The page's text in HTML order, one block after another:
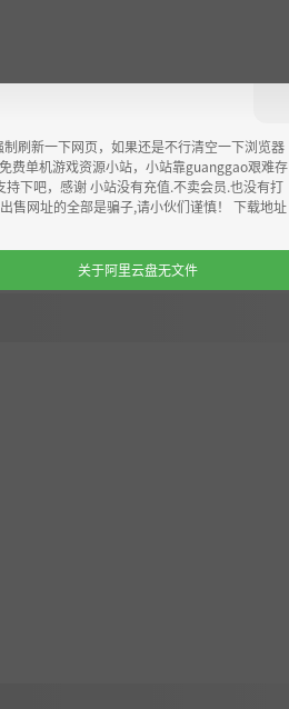
刷新一下网页，如果还是不行清空一下浏览器
费单机游戏资源小站，小站靠guanggao艰难存
下吧，感谢 小站没有充值.不卖会员.也没有打
售网址的全部是骗子,请小伙们谨慎！ 下载地址
关于阿里云盘无文件